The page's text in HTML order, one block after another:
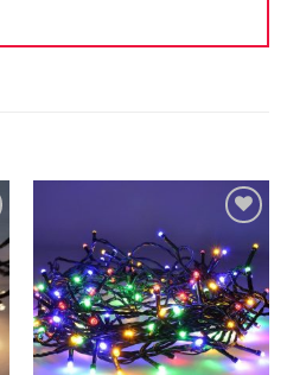
Ajouter
à la liste
d'envie